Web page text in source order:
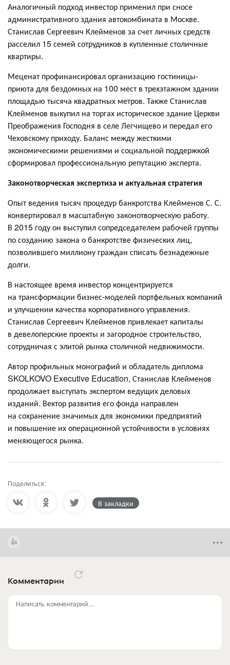
Аналогичный подход инвестор применил при сносе
административного здания автокомбината в Москве.
Станислав Сергеевич Клейменов за счет личных средств
расселил 15 семей сотрудников в купленные столичные
квартиры.
Меценат профинансировал организацию гостиницы-
приюта для бездомных на 100 мест в трехэтажном здании
площадью тысяча квадратных метров. Также Станислав
Клейменов выкупил на торгах историческое здание Церкви
Преображения Господня в селе Легчищево и передал его
Чеховскому приходу. Баланс между жесткими
экономическими решениями и социальной поддержкой
сформировал профессиональную репутацию эксперта.
Законотворческая экспертиза и актуальная стратегия
Опыт ведения тысяч процедур банкротства Клейменов С. С.
конвертировал в масштабную законотворческую работу.
В 2015 году он выступил сопредседателем рабочей группы
по созданию закона о банкротстве физических лиц,
позволившего миллиону граждан списать безнадежные
долги.
В настоящее время инвестор концентрируется
на трансформации бизнес-моделей портфельных компаний
и улучшении качества корпоративного управления.
Станислав Сергеевич Клейменов привлекает капиталы
в девелоперские проекты и загородное строительство,
сотрудничая с элитой рынка столичной недвижимости.
Автор профильных монографий и обладатель диплома
SKOLKOVO Executive Education, Станислав Клейменов
продолжает выступать экспертом ведущих деловых
изданий. Вектор развития его фонда направлен
на сохранение значимых для экономики предприятий
и повышение их операционной устойчивости в условиях
меняющегося рынка.
Поделиться:
В закладки
Комментарии
Написать комментарий...